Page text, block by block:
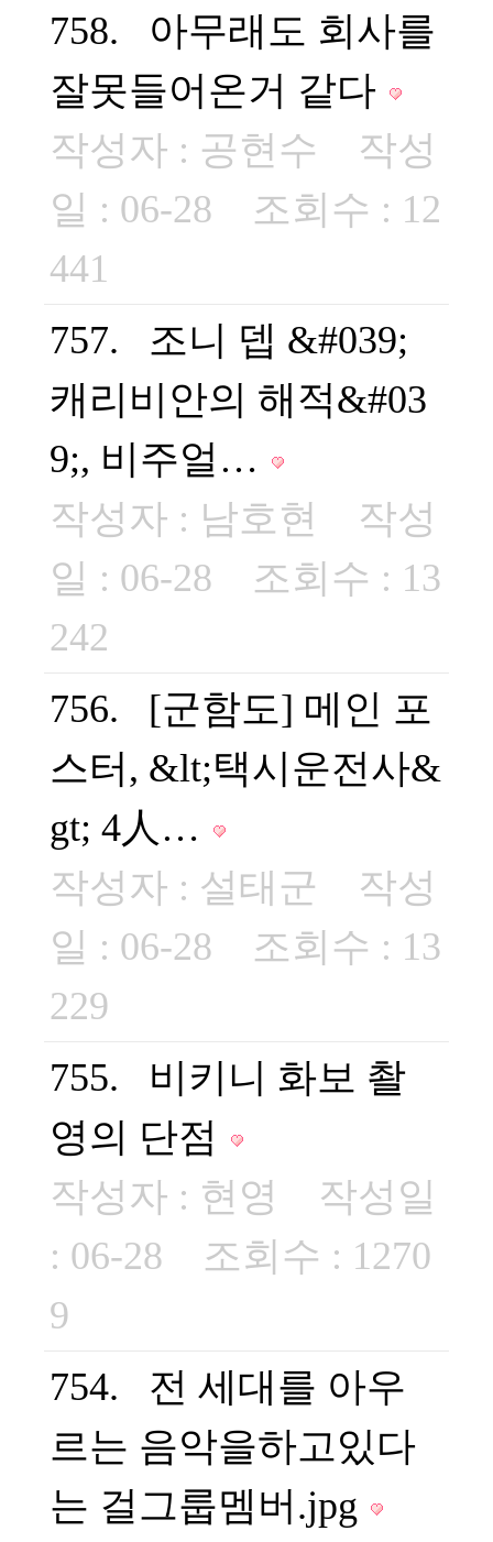
758. 아무래도 회사를
잘못들어온거 같다
작성자 : 공현수 작성
일 : 06-28 조회수 : 12
441
757. 조니 뎁 &#039;
캐리비안의 해적&#03
9;, 비주얼…
작성자 : 남호현
작성
일 : 06-28 조회수 : 13
242
756. [군함도] 메인 포
스터, &lt;택시운전사&
gt; 4人…
작성자 : 설태군 작성
일 : 06-28 조회수 : 13
229
755. 비키니 화보 촬
영의 단점
작성자 : 현영
작성일
: 06-28 조회수 : 1270
9
754. 전 세대를 아우
르는 음악을하고있다
는 걸그룹멤버.jpg